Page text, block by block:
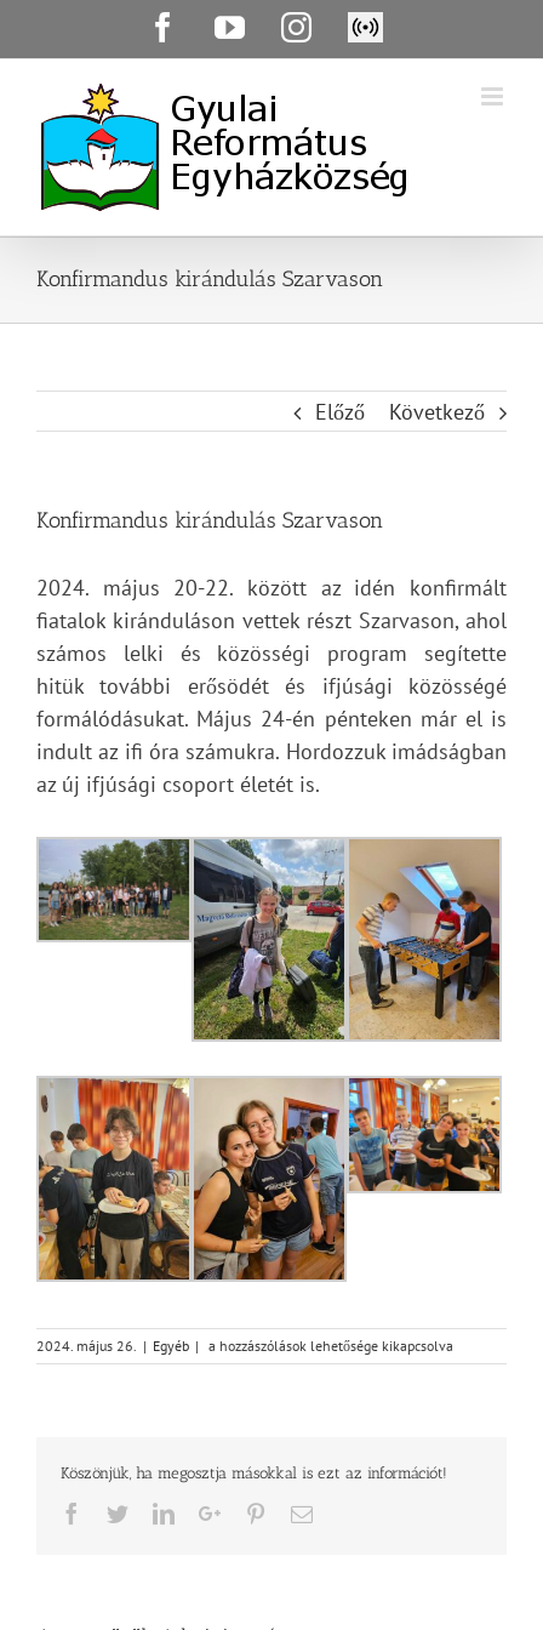
FacebookYouTubeInstagram
Élő
közvetítés
Konfirmandus kirándulás Szarvason
Előző Következő
Konfirmandus kirándulás Szarvason
2024. május 20-22. között az idén konfirmált
fiatalok kiránduláson vettek részt Szarvason, ahol
számos lelki és közösségi program segítette
hitük további erősödét és ifjúsági közösségé
formálódásukat. Május 24-én pénteken már el is
indult az ifi óra számukra. Hordozzuk imádságban
az új ifjúsági csoport életét is.
2024. május 26. | Egyéb | Konfirmandus
kirándulás
a hozzászólások lehetősége kikapcsolva
Köszönjük, ha megosztja másokkal is ezt az információt!
Facebook
TwitterLinkedInGoogle+PinterestEmail